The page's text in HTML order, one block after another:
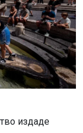
издаде